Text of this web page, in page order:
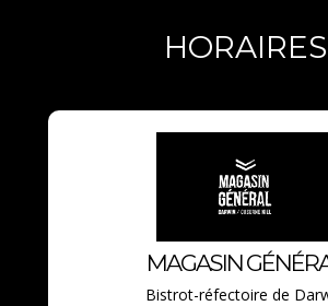
HORAIRES
MAGASIN
Bistrot-réfectoire de